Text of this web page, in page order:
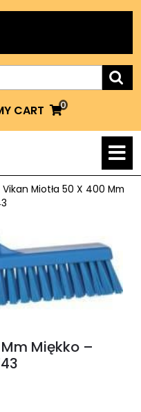
CART
MY
0
Miotła 50 X 400 Mm
Miękko –